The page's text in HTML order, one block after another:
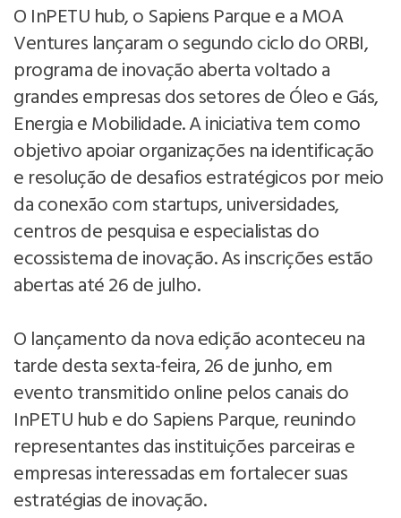
O InPETU hub, o Sapiens Parque e a MOA
Ventures lançaram o segundo ciclo do ORBI,
programa de inovação aberta voltado a
grandes empresas dos setores de Óleo e Gás,
Energia e Mobilidade. A iniciativa tem como
objetivo apoiar organizações na identificação
e resolução de desafios estratégicos por meio
da conexão com startups, universidades,
centros de pesquisa e especialistas do
ecossistema de inovação. As inscrições estão
abertas até 26 de julho.
O lançamento da nova edição aconteceu na
tarde desta sexta-feira, 26 de junho, em
evento transmitido online pelos canais do
InPETU hub e do Sapiens Parque, reunindo
representantes das instituições parceiras e
empresas interessadas em fortalecer suas
estratégias de inovação.